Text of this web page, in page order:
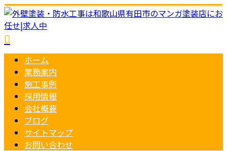
ホーム
業務案内
施工事例
採用情報
会社概要
ブログ
サイトマップ
お問い合わせ